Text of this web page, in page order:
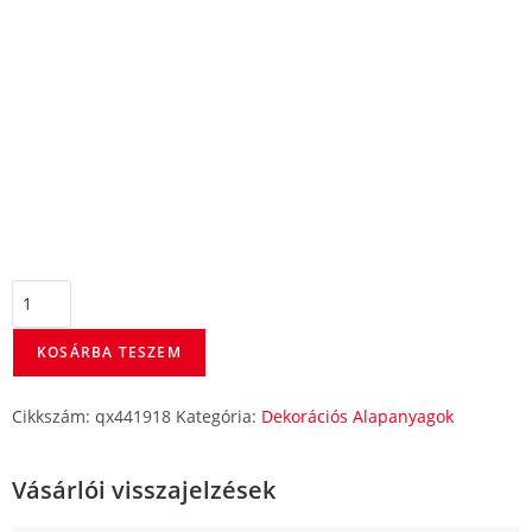
KOSÁRBA TESZEM
Cikkszám: qx441918 Kategória: Dekorációs Alapanyagok
Vásárlói visszajelzések